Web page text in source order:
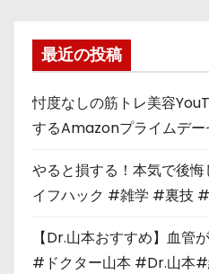
最近の投稿
忖度なしの筋トレ美容
するAmazonプライムデ
やると損する！本気で後
イフハック #雑学 #裏技
【Dr.山本おすすめ】血管
#ドクター山本 #Dr.山本